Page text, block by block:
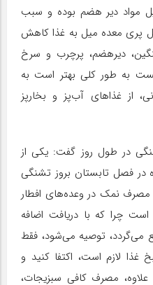
مواد دیر هضم بوده و سبب
پری معده میل به غذا کاهش
دیرهضم، پرچرب و سرخ
به طور کلی بهتر است به
از غذاهای آب‌پز و بخارپز
در طول روز گفت: یکی از
در فصل تابستان بروز تشنگی
نمک در وعده‌های افطار
چرا که با دریافت اضافه
می‌گردد، توصیه می‌شود، فقط
لازم است، اکتفا کنید و
علاوه، مصرف کافی سبزیجات،